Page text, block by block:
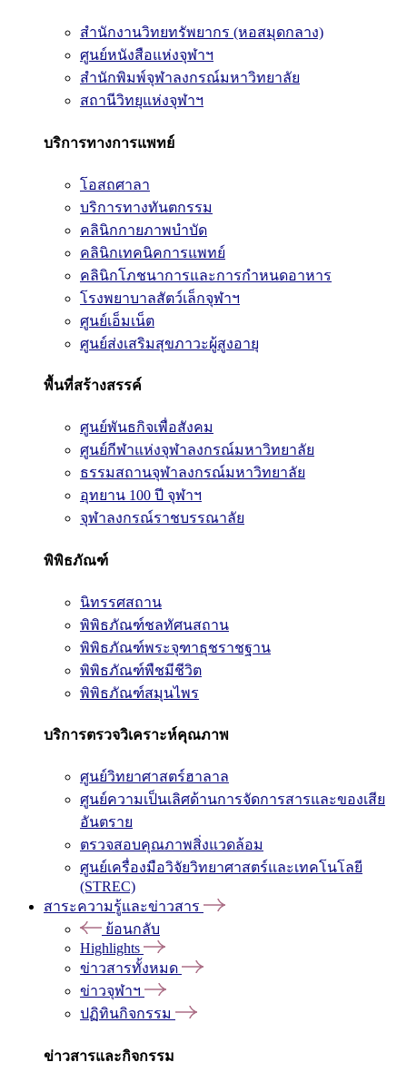
สำนักงานวิทยทรัพยากร (หอสมุดกลาง)
ศูนย์หนังสือแห่งจุฬาฯ
สำนักพิมพ์จุฬาลงกรณ์มหาวิทยาลัย
สถานีวิทยุแห่งจุฬาฯ
บริการทางการแพทย์
โอสถศาลา
บริการทางทันตกรรม
คลินิกกายภาพบำบัด
คลินิกเทคนิคการแพทย์
คลินิกโภชนาการและการกำหนดอาหาร
โรงพยาบาลสัตว์เล็กจุฬาฯ
ศูนย์เอ็มเน็ต
ศูนย์ส่งเสริมสุขภาวะผู้สูงอายุ
พื้นที่สร้างสรรค์
ศูนย์พันธกิจเพื่อสังคม
ศูนย์กีฬาแห่งจุฬาลงกรณ์มหาวิทยาลัย
ธรรมสถานจุฬาลงกรณ์มหาวิทยาลัย
อุทยาน 100 ปี จุฬาฯ
จุฬาลงกรณ์ราชบรรณาลัย
พิพิธภัณฑ์
นิทรรศสถาน
พิพิธภัณฑ์ชลทัศนสถาน
พิพิธภัณฑ์พระจุฑาธุชราชฐาน
พิพิธภัณฑ์พืชมีชีวิต
พิพิธภัณฑ์สมุนไพร
บริการตรวจวิเคราะห์คุณภาพ
ศูนย์วิทยาศาสตร์ฮาลาล
ศูนย์ความเป็นเลิศด้านการจัดการสารและของเสีย
อันตราย
ตรวจสอบคุณภาพสิ่งแวดล้อม
ศูนย์เครื่องมือวิจัยวิทยาศาสตร์และเทคโนโลยี
(STREC)
สาระความรู้และข่าวสาร
ย้อนกลับ
Highlights
ข่าวสารทั้งหมด
ข่าวจุฬาฯ
ปฏิทินกิจกรรม
ข่าวสารและกิจกรรม